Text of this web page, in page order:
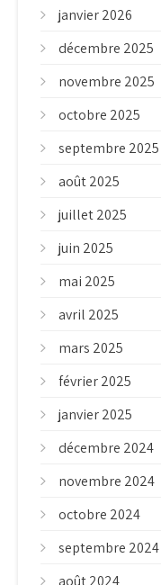
janvier 2026
décembre 2025
novembre 2025
octobre 2025
septembre 2025
août 2025
juillet 2025
juin 2025
mai 2025
avril 2025
mars 2025
février 2025
janvier 2025
décembre 2024
novembre 2024
octobre 2024
septembre 2024
août 2024